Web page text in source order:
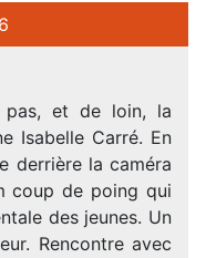
pas, et de loin, la
Isabelle Carré. En
derrière la caméra
coup de poing qui
des jeunes. Un
Rencontre avec